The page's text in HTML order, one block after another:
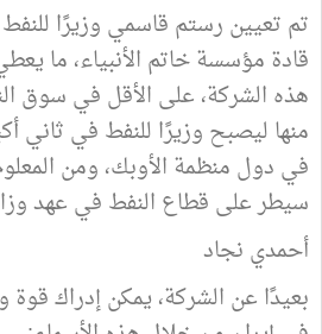
قادة مؤسسة خاتم الأنبياء، ما
هذه الشركة، على الأقل في سوق
منها ليصبح وزيرًا للنفط في ثاني
في دول منظمة الأوبك، ومن
سيطر على قطاع النفط في عهد
أحمدي نجاد
بعيدًا عن الشركة، يمكن إدراك